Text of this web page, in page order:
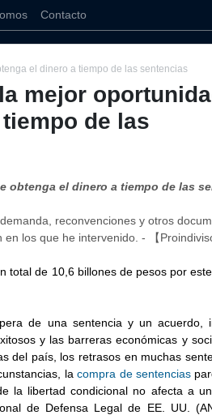
Contacto
el dinero a tiempo de las sentencias
mejor
de las
obtenga el dinero a tiempo de las
total de 10,6 billones de pesos por
de una sentencia y un acuerdo,
y las barreras económicas y
del país, los retrasos en muchas
lacompra de sentencias
la libertad condicional no afecta a
de Defensa Legal de EE. UU.